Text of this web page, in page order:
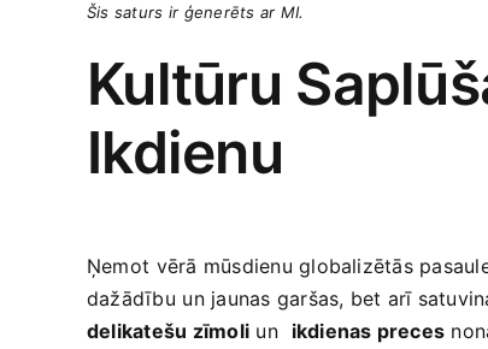
Šis saturs ir⁣ ģenerēts⁢ ar MI.
Kultūru
Ikdienu
Ņemot ⁣vērā‍ mūsdienu globalizētās
dažādību ⁤un jaunas garšas, bet arī
delikatešu‍ zīmoli un ⁢ ikdienas preces